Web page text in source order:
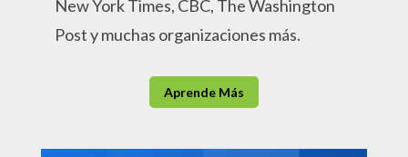
New York Times, CBC, The Washington
Post y muchas organizaciones más.
Aprende Más